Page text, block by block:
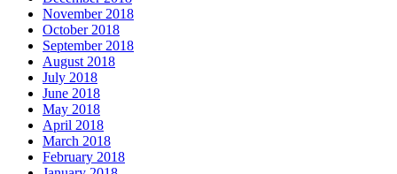
November 2018
October 2018
September 2018
August 2018
July 2018
June 2018
May 2018
April 2018
March 2018
February 2018